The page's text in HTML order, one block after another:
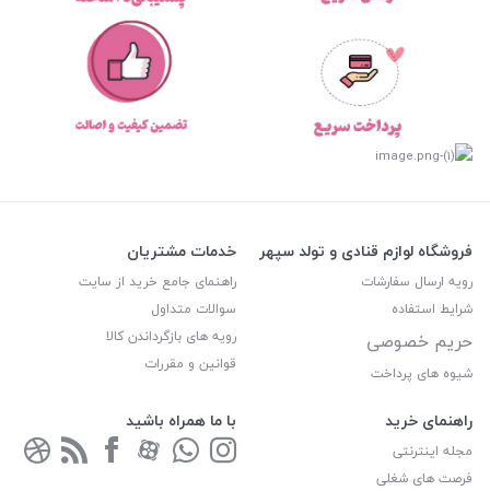
فروشگاه لوازم قنادی و تولد سپهر
رویه ارسال سفارشات
شرایط استفاده
حریم خصوصی
شیوه های پرداخت
خدمات مشتریان
راهنمای جامع خرید از سایت
سوالات متداول
رویه های بازگرداندن کالا
قوانین و مقررات
راهنمای خرید
مجله اینترنتی
فرصت های شغلی
با ما همراه باشید